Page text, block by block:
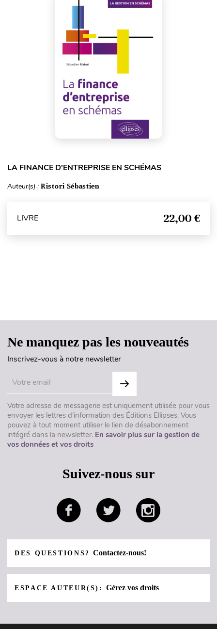
LA FINANCE D'ENTREPRISE EN SCHÉMAS
Auteur(s) : Ristori Sébastien
LIVRE 22,00 €
Ne manquez pas les nouveautés
Inscrivez-vous à notre newsletter
Votre adresse de messagerie est uniquement utilisée pour vous
envoyer les lettres d'information des Éditions Ellipses. Vous
pouvez à tout moment utiliser le lien de désabonnement
intégré dans la newsletter. En savoir plus sur la gestion de
vos données et vos droits
Suivez-nous sur
DES QUESTIONS?Contactez-nous!
ESPACE AUTEUR(S):Gérez vos droits